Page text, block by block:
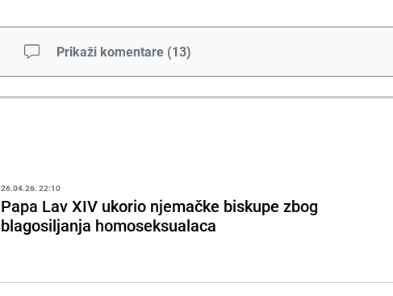
Prikaži komentare (13)
26.04.26. 22:10
Papa Lav XIV ukorio njemačke biskupe zbog
blagosiljanja homoseksualaca